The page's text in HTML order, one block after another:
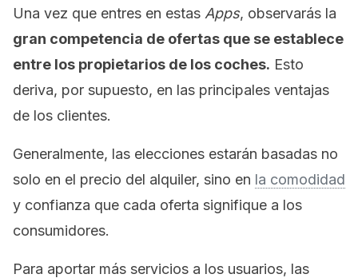
Una vez que entres en estas Apps, observarás la
gran competencia de ofertas que se establece
entre los propietarios de los coches. Esto
deriva, por supuesto, en las principales ventajas
de los clientes.
Generalmente, las elecciones estarán basadas no
solo en el precio del alquiler, sino en la comodidad
y confianza que cada oferta signifique a los
consumidores.
Para aportar más servicios a los usuarios, las